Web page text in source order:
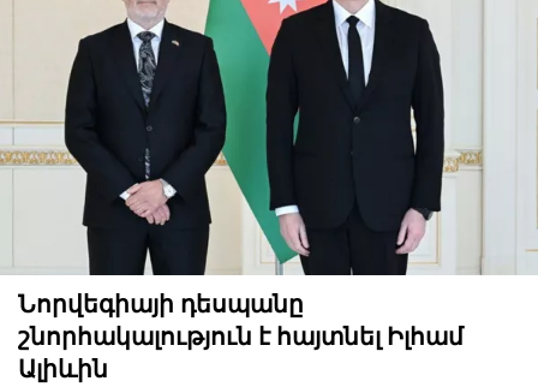
Նորվեգիայի դեսպանը
շնորհակալություն է հայտնել Իլհամ
Ալիևին